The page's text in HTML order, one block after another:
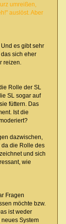
umreißen,
auslöst. Aber
es gibt sehr
sich eher
reizen.
Rolle der SL
SL sogar auf
füttern. Das
Ist die
dazwischen,
die Rolle des
und sich
wie
Fragen
möchte bzw.
ist weder
System